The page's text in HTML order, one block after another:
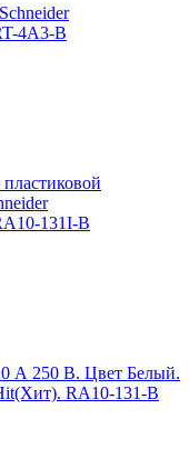
4A3-B
пластиковой
131I-B
10 А 250 В. Цвет Белый.
RA10-131-B